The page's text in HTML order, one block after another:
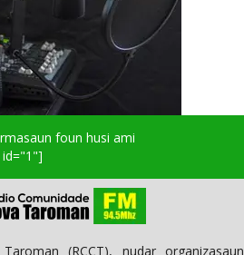
foun husi ami
(RCCT), nudar organizasaun